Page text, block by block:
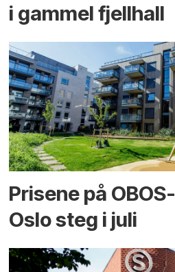
i gammel fjellhall
Prisene på
Oslo steg i juli